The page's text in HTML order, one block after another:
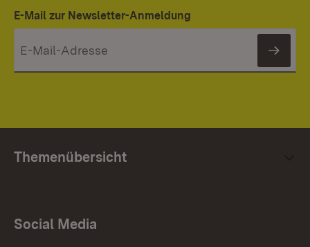
E-Mail zur Newsletter-Anmeldung
Themenübersicht
Social Media